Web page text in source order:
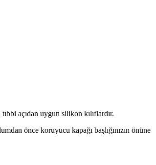
açıdan uygun silikon kılıflardır.
önce koruyucu kapağı başlığınızın önüne